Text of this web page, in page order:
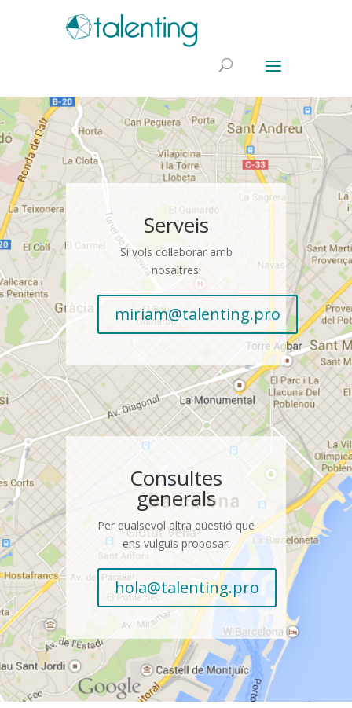
Serveis
Si vols col·laborar amb
nosaltres:
miriam@talenting.pro
Consultes
generals
Per qualsevol altra qüestió que
ens vulguis proposar:
hola@talenting.pro